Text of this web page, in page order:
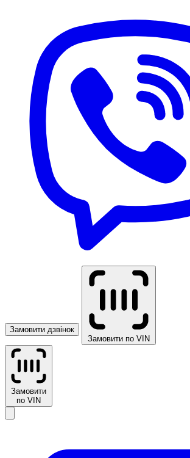
Замовити дзвінок
Замовити по VIN
Замовити
по VIN